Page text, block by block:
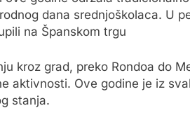
dana srednjoškolaca. U
na Španskom trgu
kroz grad, preko Rondoa do
aktivnosti. Ove godine je iz
stanja.